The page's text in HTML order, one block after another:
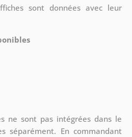
sont données avec leur
ne sont pas intégrées dans le
séparément. En commandant